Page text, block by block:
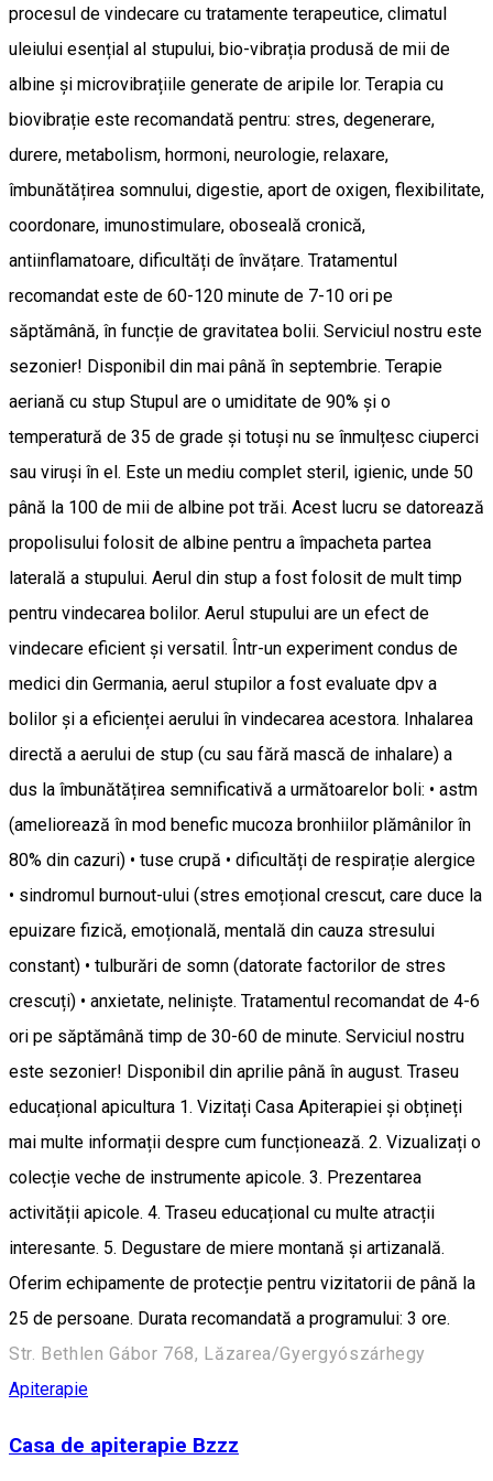
procesul de vindecare cu tratamente terapeutice, climatul
uleiului esențial al stupului, bio-vibrația produsă de mii de
albine și microvibrațiile generate de aripile lor. Terapia cu
biovibrație este recomandată pentru: stres, degenerare,
durere, metabolism, hormoni, neurologie, relaxare,
îmbunătățirea somnului, digestie, aport de oxigen, flexibilitate,
coordonare, imunostimulare, oboseală cronică,
antiinflamatoare, dificultăți de învățare. Tratamentul
recomandat este de 60-120 minute de 7-10 ori pe
săptămână, în funcție de gravitatea bolii. Serviciul nostru este
sezonier! Disponibil din mai până în septembrie. Terapie
aeriană cu stup Stupul are o umiditate de 90% și o
temperatură de 35 de grade și totuși nu se înmulțesc ciuperci
sau viruși în el. Este un mediu complet steril, igienic, unde 50
până la 100 de mii de albine pot trăi. Acest lucru se datorează
propolisului folosit de albine pentru a împacheta partea
laterală a stupului. Aerul din stup a fost folosit de mult timp
pentru vindecarea bolilor. Aerul stupului are un efect de
vindecare eficient și versatil. Într-un experiment condus de
medici din Germania, aerul stupilor a fost evaluate dpv a
bolilor și a eficienței aerului în vindecarea acestora. Inhalarea
directă a aerului de stup (cu sau fără mască de inhalare) a
dus la îmbunătățirea semnificativă a următoarelor boli: • astm
(ameliorează în mod benefic mucoza bronhiilor plămânilor în
80% din cazuri) • tuse crupă • dificultăți de respirație alergice
• sindromul burnout-ului (stres emoțional crescut, care duce la
epuizare fizică, emoțională, mentală din cauza stresului
constant) • tulburări de somn (datorate factorilor de stres
crescuți) • anxietate, neliniște. Tratamentul recomandat de 4-6
ori pe săptămână timp de 30-60 de minute. Serviciul nostru
este sezonier! Disponibil din aprilie până în august. Traseu
educațional apicultura 1. Vizitați Casa Apiterapiei și obțineți
mai multe informații despre cum funcționează. 2. Vizualizați o
colecție veche de instrumente apicole. 3. Prezentarea
activității apicole. 4. Traseu educațional cu multe atracții
interesante. 5. Degustare de miere montană și artizanală.
Oferim echipamente de protecție pentru vizitatorii de până la
25 de persoane. Durata recomandată a programului: 3 ore.
Str. Bethlen Gábor 768, Lăzarea/Gyergyószárhegy
Apiterapie
Casa de apiterapie Bzzz